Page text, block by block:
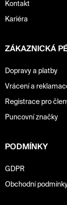
Kontakt
Kariéra
ZÁKAZNICKÁ
Dopravy a platby
Vrácení a
Registrace pro
Puncovní značky
PODMÍNKY
GDPR
Obchodní